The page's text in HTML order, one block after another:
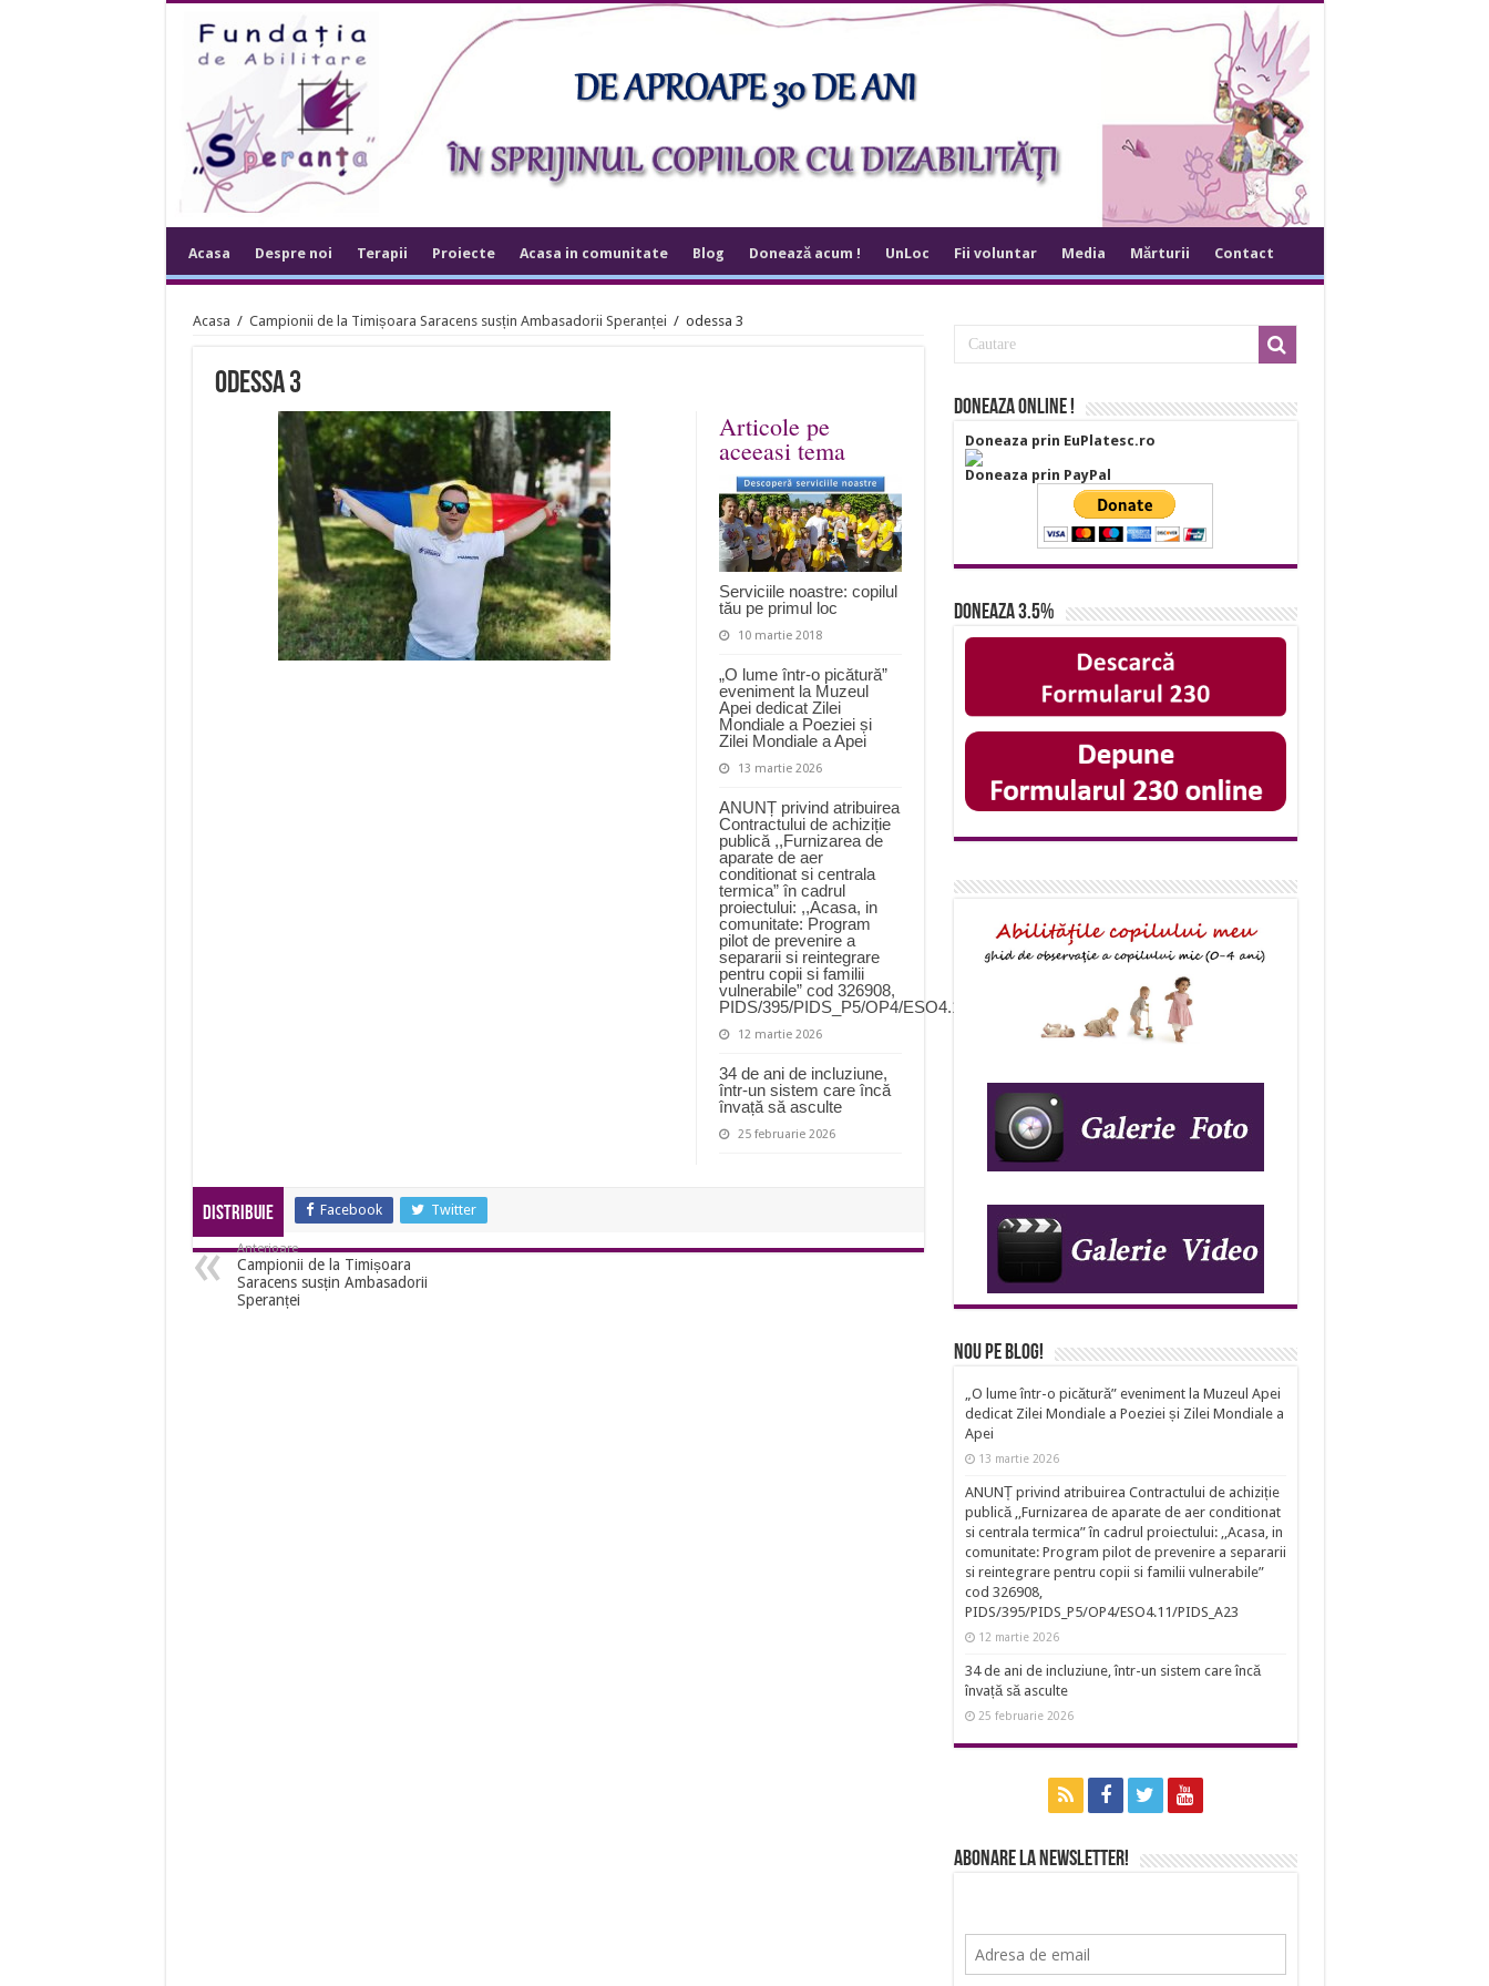
Acasa Despre noi Terapii Proiecte Acasa in comunitate Blog Donează acum ! UnLoc Fii voluntar Media Mărturii Contact
Acasa / Campionii de la Timișoara Saracens susțin Ambasadorii Speranței / odessa 3
odessa 3
Articole pe
aceeasi tema
Serviciile noastre: copilul
tău pe primul loc
10 martie 2018
„O lume într-o picătură”
eveniment la Muzeul
Apei dedicat Zilei
Mondiale a Poeziei și
Zilei Mondiale a Apei
13 martie 2026
ANUNȚ privind atribuirea
Contractului de achiziție
publică ,,Furnizarea de
aparate de aer
conditionat si centrala
termica” în cadrul
proiectului: ,,Acasa, in
comunitate: Program
pilot de prevenire a
separarii si reintegrare
pentru copii si familii
vulnerabile” cod 326908,
PIDS/395/PIDS_P5/OP4/ESO4.11/PIDS_A23
12 martie 2026
34 de ani de incluziune,
într-un sistem care încă
învață să asculte
25 februarie 2026
Distribuie Facebook Twitter
Anterioare
Campionii de la Timișoara
Saracens susțin Ambasadorii
Speranței
Doneaza online !
Doneaza prin EuPlatesc.ro
Doneaza prin PayPal
Doneaza 3.5%
Nou pe Blog!
„O lume într-o picătură” eveniment la Muzeul Apei
dedicat Zilei Mondiale a Poeziei și Zilei Mondiale a
Apei
13 martie 2026
ANUNȚ privind atribuirea Contractului de achiziție
publică ,,Furnizarea de aparate de aer conditionat
si centrala termica” în cadrul proiectului: ,,Acasa, in
comunitate: Program pilot de prevenire a separarii
si reintegrare pentru copii si familii vulnerabile”
cod 326908,
PIDS/395/PIDS_P5/OP4/ESO4.11/PIDS_A23
12 martie 2026
34 de ani de incluziune, într-un sistem care încă
învață să asculte
25 februarie 2026
Abonare la newsletter!